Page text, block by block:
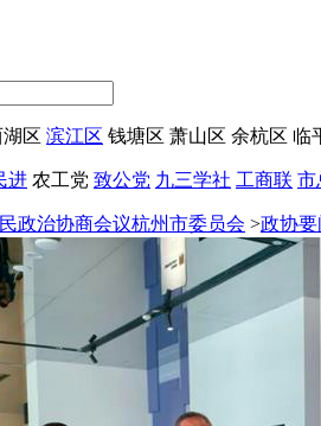
区 滨江区 钱塘区 萧山区 余杭区 临
进 农工党 致公党 九三学社 工商联 市
政治协商会议杭州市委员会 >政协要